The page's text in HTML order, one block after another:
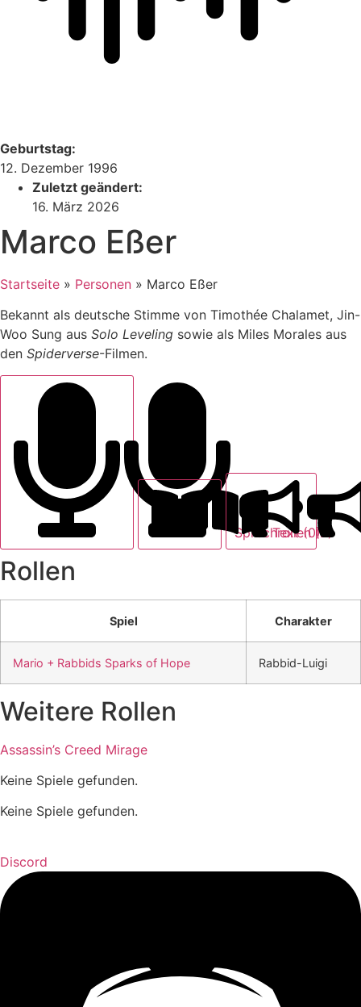
Geburtstag:
12. Dezember 1996
Zuletzt geändert:
16. März 2026
Marco Eßer
Startseite » Personen » Marco Eßer
Bekannt als deutsche Stimme von Timothée Chalamet, Jin-
Woo Sung aus Solo Leveling sowie als Miles Morales aus
den Spiderverse-Filmen.
Sprechrollen (2)
Text (0)
Rollen
Spiel Charakter
Mario + Rabbids Sparks of Hope Rabbid-Luigi
Weitere Rollen
Assassin’s Creed Mirage
Keine Spiele gefunden.
Keine Spiele gefunden.
Discord